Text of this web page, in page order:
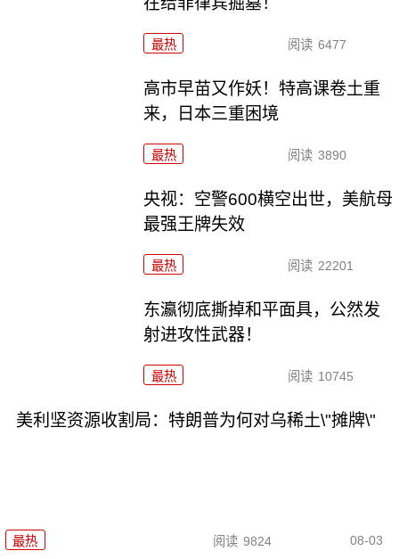
最热 阅读 6477
高市早苗又作妖！特高课卷土重
来，日本三重困境
最热 阅读 3890
央视：空警600横空出世，美航母
最强王牌失效
最热 阅读 22201
东瀛彻底撕掉和平面具，公然发
射进攻性武器！
最热 阅读 10745
美利坚资源收割局：特朗普为何对乌稀土\"摊牌\"
最热 阅读 9824 08-03